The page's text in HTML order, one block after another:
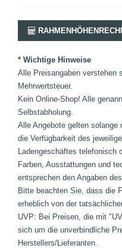
* Wichtige Hinweise
Alle Preisangaben verstehen
Mehrwertsteuer.
Kein Online-Shop! Alle
Selbstabholung.
Alle Angebote gelten
die Verfügbarkeit des
Ladengeschäftes telefonisch
Farben, Ausstattungen und
entsprechen den Angaben
Bitte beachten Sie, dass die
erheblich von der
UVP: Bei Preisen, die mit
sich um die unverbindliche
Herstellers/Lieferanten.